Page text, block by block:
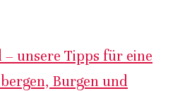
unsere Tipps für eine
Burgen und